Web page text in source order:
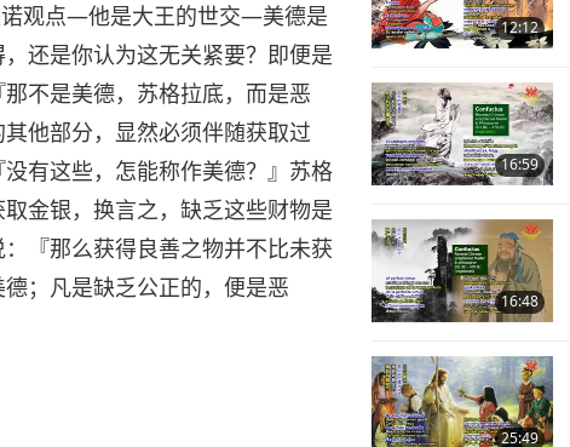
观点—他是大王的世交—美德是
还是你认为这无关紧要？即便是
不是美德，苏格拉底，而是恶
他部分，显然必须伴随获取过
有这些，怎能称作美德？』苏格
金银，换言之，缺乏这些财物是
『那么获得良善之物并不比未获
；凡是缺乏公正的，便是恶
12:12
16:59
16:48
25:49